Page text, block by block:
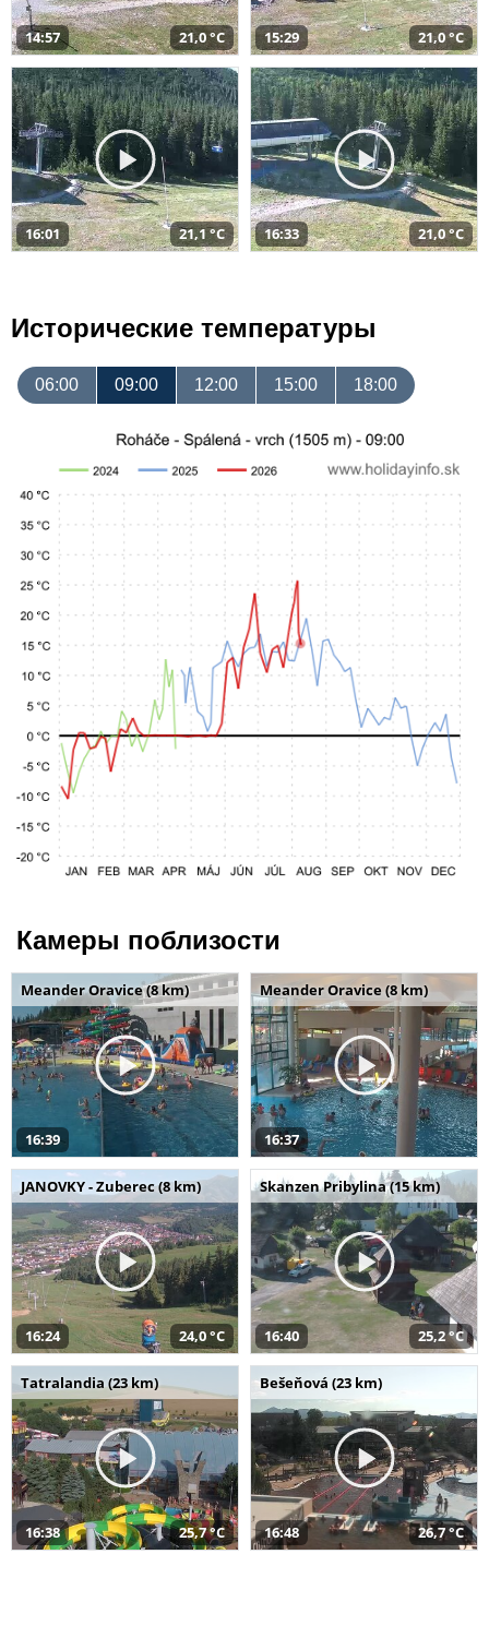
14:57 21,0 °C 15:29 21,0 °C
16:01 21,1 °C 16:33 21,0 °C
Исторические температуры
06:00 09:00 12:00 15:00 18:00
Камеры поблизости
Meander Oravice (8 km)
16:39
Meander Oravice (8 km)
16:37
JANOVKY - Zuberec (8 km)
16:24 24,0 °C
Skanzen Pribylina (15 km)
16:40 25,2 °C
Tatralandia (23 km)
16:38 25,7 °C
Bešeňová (23 km)
16:48 26,7 °C